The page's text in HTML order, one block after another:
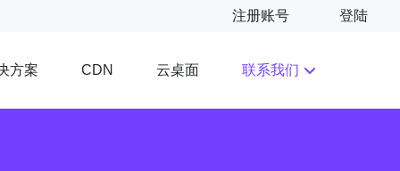
注册账号 登陆
方案 CDN 云桌面 联系我们